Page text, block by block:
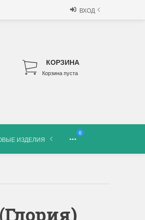
ВХОД
КОРЗИНА
Корзина пуста
ИЗДЕЛИЯ
6